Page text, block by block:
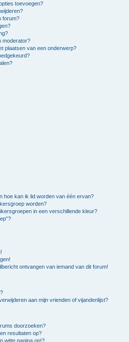
toevoegen?
forum?
moderator?
plaatsen van een onderwerp?
hoe kan ik lid worden van één ervan?
worden?
in een verschillende kleur?
ontvangen van iemand van dit forum!
aan mijn vrienden of vijandenlijst?
doorzoeken?
resultaten op?
witte pagina op!?